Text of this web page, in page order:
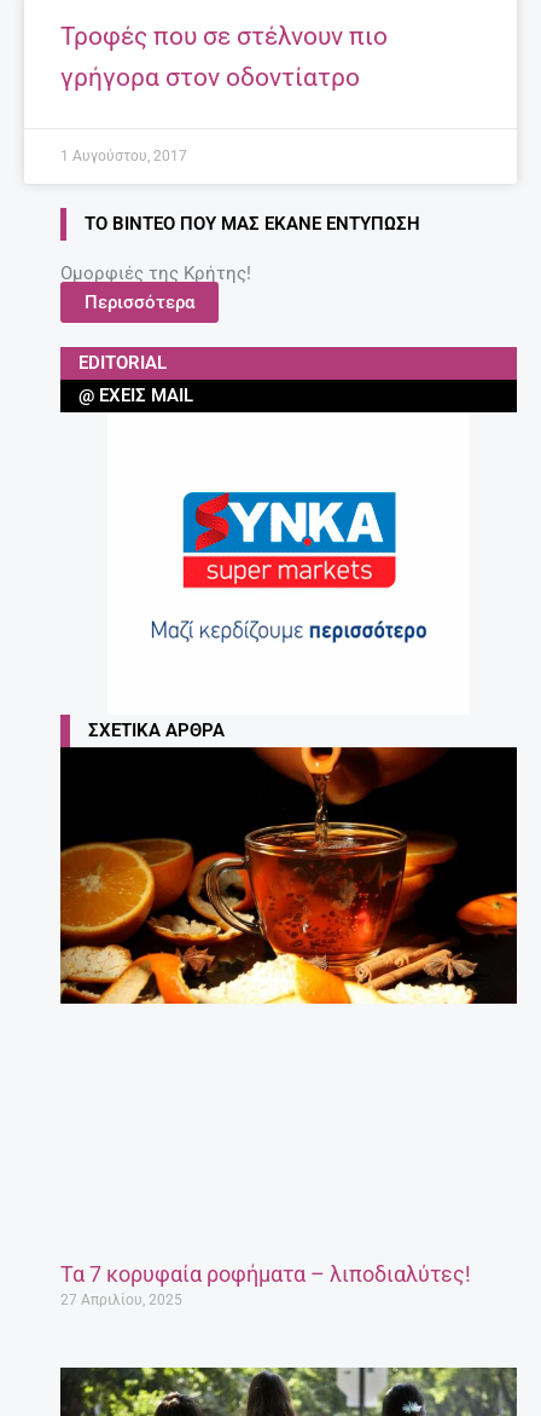
Τροφές που σε στέλνουν πιο
γρήγορα στον οδοντίατρο
1 Αυγούστου, 2017
ΤΟ ΒΊΝΤΕΟ ΠΟΥ ΜΑΣ ΈΚΑΝΕ ΕΝΤΎΠΩΣΗ
Ομορφιές της Κρήτης!
Περισσότερα
EDITORIAL
@ ΈΧΕΙΣ MAIL
ΣΧΕΤΙΚΆ ΆΡΘΡΑ
Τα 7 κορυφαία ροφήματα – λιποδιαλύτες!
27 Απριλίου, 2025